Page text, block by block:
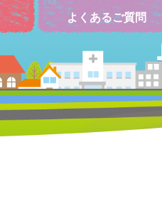
よくあるご質問